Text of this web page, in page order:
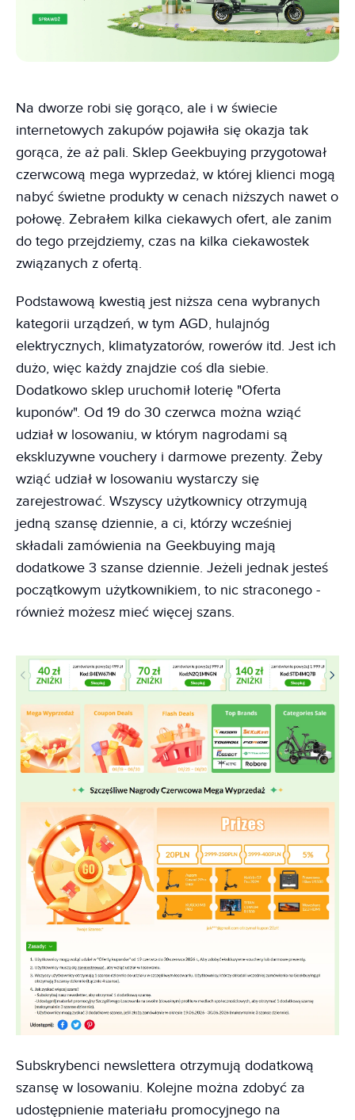
Na dworze robi się gorąco, ale i w świecie
internetowych zakupów pojawiła się okazja tak
gorąca, że aż pali. Sklep Geekbuying przygotował
czerwcową mega wyprzedaż, w której klienci mogą
nabyć świetne produkty w cenach niższych nawet o
połowę. Zebrałem kilka ciekawych ofert, ale zanim
do tego przejdziemy, czas na kilka ciekawostek
związanych z ofertą.
Podstawową kwestią jest niższa cena wybranych
kategorii urządzeń, w tym AGD, hulajnóg
elektrycznych, klimatyzatorów, rowerów itd. Jest ich
dużo, więc każdy znajdzie coś dla siebie.
Dodatkowo sklep uruchomił loterię "Oferta
kuponów". Od 19 do 30 czerwca można wziąć
udział w losowaniu, w którym nagrodami są
ekskluzywne vouchery i darmowe prezenty. Żeby
wziąć udział w losowaniu wystarczy się
zarejestrować. Wszyscy użytkownicy otrzymują
jedną szansę dziennie, a ci, którzy wcześniej
składali zamówienia na Geekbuying mają
dodatkowe 3 szanse dziennie. Jeżeli jednak jesteś
początkowym użytkownikiem, to nic straconego -
również możesz mieć więcej szans.
Subskrybenci newslettera otrzymują dodatkową
szansę w losowaniu. Kolejne można zdobyć za
udostępnienie materiału promocyjnego na